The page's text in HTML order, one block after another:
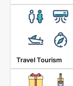
Travel Tourism